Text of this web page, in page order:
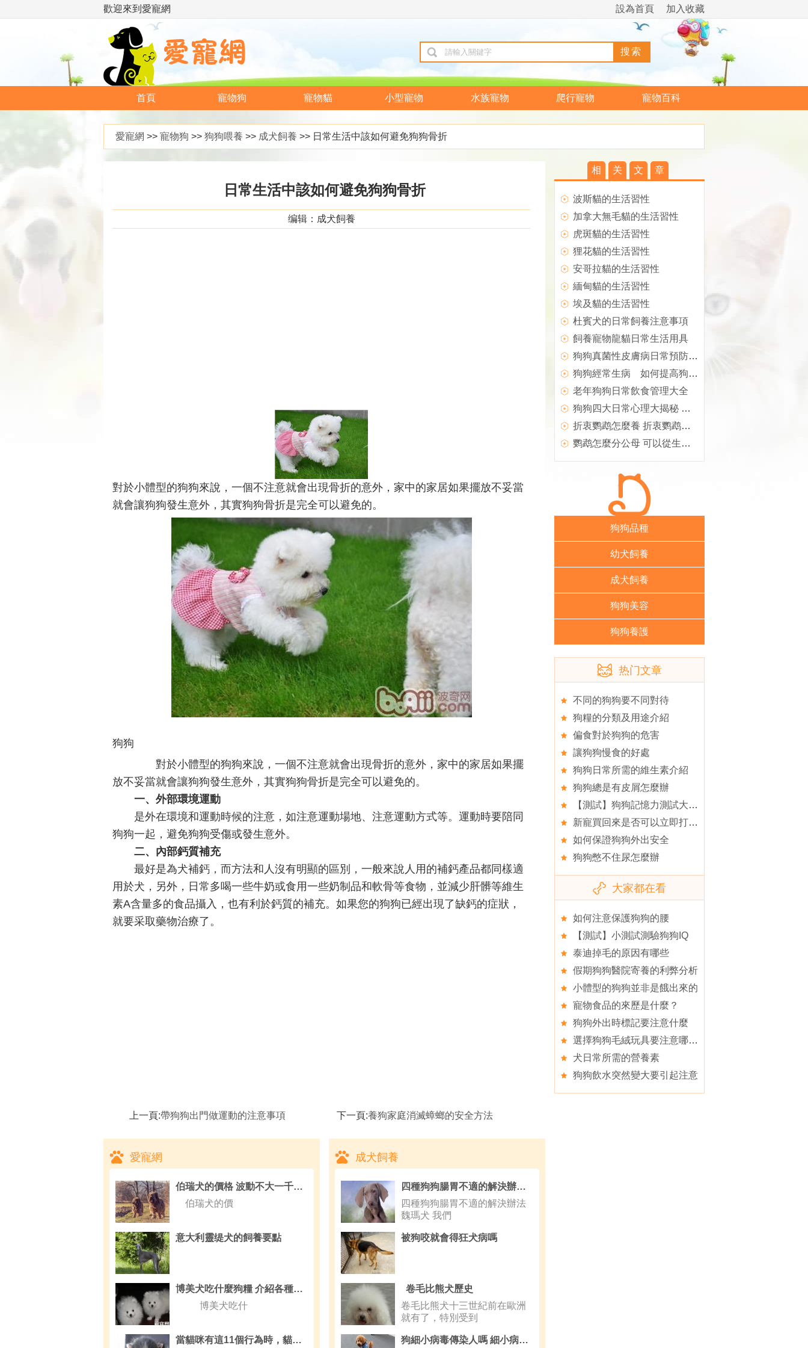
歡迎來到愛寵網 加入收藏
設為首頁
首頁 寵物狗 寵物貓 小型寵物 水族寵物 爬行寵物 寵物百科
愛寵網 >> 寵物狗 >> 狗狗喂養 >> 成犬飼養 >> 日常生活中該如何避免狗狗骨折
日常生活中該如何避免狗狗骨折
编辑：成犬飼養
對於小體型的狗狗來說，一個不注意就會出現骨折的意外，家中的家居如果擺放不妥當
就會讓狗狗發生意外，其實狗狗骨折是完全可以避免的。
狗狗
對於小體型的狗狗來說，一個不注意就會出現骨折的意外，家中的家居如果擺
放不妥當就會讓狗狗發生意外，其實狗狗骨折是完全可以避免的。
一、外部環境運動
是外在環境和運動時候的注意，如注意運動場地、注意運動方式等。運動時要陪同
狗狗一起，避免狗狗受傷或發生意外。
二、內部鈣質補充
最好是為犬補鈣，而方法和人沒有明顯的區別，一般來說人用的補鈣產品都同樣適
用於犬，另外，日常多喝一些牛奶或食用一些奶制品和軟骨等食物，並減少肝髒等維生
素A含量多的食品攝入，也有利於鈣質的補充。如果您的狗狗已經出現了缺鈣的症狀，
就要采取藥物治療了。
上一頁:帶狗狗出門做運動的注意事項 下一頁:養狗家庭消滅蟑螂的安全方法
愛寵網
伯瑞犬的價格 波動不大一千至三千
伯瑞犬的價
意大利靈缇犬的飼養要點
博美犬吃什麼狗糧 介紹各種狗糧的牌子
博美犬吃什
當貓咪有這11個行為時，貓奴們就要注意啦！
成犬飼養
四種狗狗腸胃不適的解決辦法,大型犬
四種狗狗腸胃不適的解決辦法
魏瑪犬 我們
被狗咬就會得狂犬病嗎
卷毛比熊犬歷史
卷毛比熊犬十三世紀前在歐洲
就有了，特別受到
狗細小病毒傳染人嗎 細小病毒不會傳染給人的
相 关 文 章
波斯貓的生活習性
加拿大無毛貓的生活習性
虎斑貓的生活習性
狸花貓的生活習性
安哥拉貓的生活習性
緬甸貓的生活習性
埃及貓的生活習性
杜賓犬的日常飼養注意事項
飼養寵物龍貓日常生活用具
狗狗真菌性皮膚病日常預防及注意事項
狗狗經常生病 如何提高狗狗免疫力
老年狗狗日常飲食管理大全
狗狗四大日常心理大揭秘 愛狗必看
折衷鹦鹉怎麼養 折衷鹦鹉日常飲食要點
鹦鹉怎麼分公母 可以從生活習性上分辨
狗狗品種
幼犬飼養
成犬飼養
狗狗美容
狗狗養護
热门文章
不同的狗狗要不同對待
狗糧的分類及用途介紹
偏食對於狗狗的危害
讓狗狗慢食的好處
狗狗日常所需的維生素介紹
狗狗總是有皮屑怎麼辦
【測試】狗狗記憶力測試大考驗
新寵買回來是否可以立即打疫苗
如何保證狗狗外出安全
狗狗憋不住尿怎麼辦
大家都在看
如何注意保護狗狗的腰
【測試】小測試測驗狗狗IQ
泰迪掉毛的原因有哪些
假期狗狗醫院寄養的利弊分析
小體型的狗狗並非是餓出來的
寵物食品的來歷是什麼？
狗狗外出時標記要注意什麼
選擇狗狗毛絨玩具要注意哪些問題
犬日常所需的營養素
狗狗飲水突然變大要引起注意